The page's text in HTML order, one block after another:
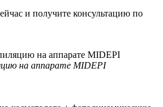
и получите консультацию по
на аппарате MIDEPI